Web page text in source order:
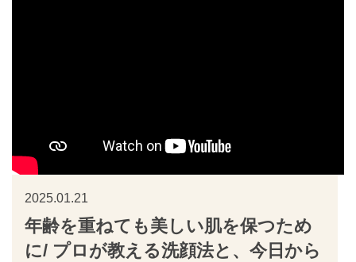
2025.01.21
年齢を重ねても美しい肌を保つため
に/ プロが教える洗顔法と、今日から